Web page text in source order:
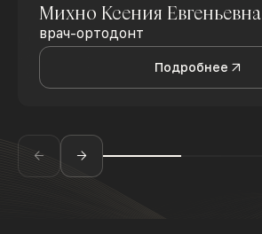
Михно Ксения Евгеньевна
врач-ортодонт
Подробнее